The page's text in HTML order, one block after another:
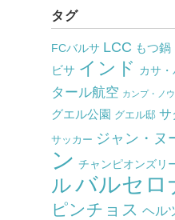
タグ
FCバルサ LCC もつ鍋
ビサ インド カサ・
タール航空 カンプ・ノウ
グエル公園 グエル邸 サ
サッカー ジャン・ヌ
ン チャンピオンズリ
ルバルセロ
ピンチョス ヘル